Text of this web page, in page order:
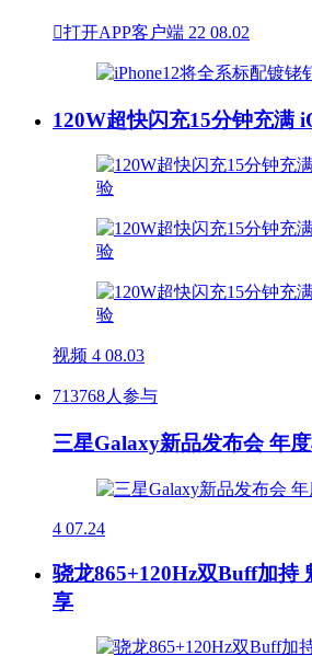
打开APP客户端 22 08.02
120W超快闪充15分钟充满
视频 4 08.03
713768人参与
三星Galaxy新品发布会 年
4 07.24
骁龙865+120Hz双Buff加持
享